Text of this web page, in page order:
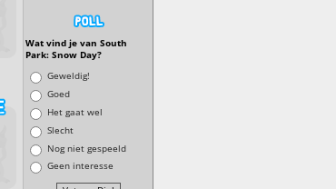
Wat vind je van South
Park: Snow Day?
KeuzenGeweldig!
Goed
Het gaat wel
Slecht
Nog niet gespeeld
Geen interesse